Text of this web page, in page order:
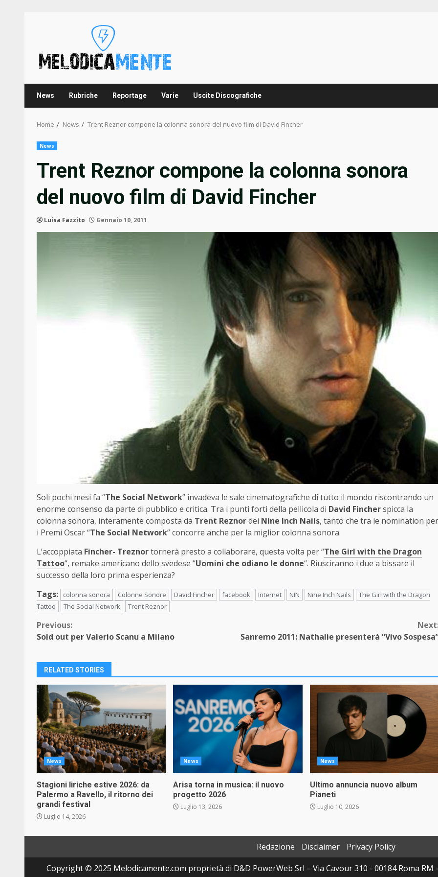
News Rubriche Reportage Varie Uscite Discografiche
Home News Trent Reznor compone la colonna sonora del nuovo film di David Fincher
News
Trent Reznor compone la colonna sonora
del nuovo film di David Fincher
Luisa Fazzito Gennaio 10, 2011
Soli pochi mesi fa “The Social Network” invadeva le sale cinematografiche di tutto il mondo riscontrando un
enorme consenso da parte di pubblico e critica. Tra i punti forti della pellicola di David Fincherspicca la
colonna sonora, interamente composta da Trent Reznordei Nine Inch Nails, tanto che tra le nomination per
i Premi Oscar “The Social Network” concorre anche per la miglior colonna sonora.
L’accoppiata Fincher- Treznortornerà presto a collaborare, questa volta per “The Girl with the Dragon
Tattoo“, remake americano dello svedese “Uomini che odiano le donne“. Riusciranno i due a bissare il
successo della loro prima esperienza?
Tags:
colonna sonora Colonne Sonore David Fincher facebook Internet NIN Nine Inch Nails
The Girl with the Dragon
Tattoo
The Social Network Trent Reznor
Continue
Reading
Previous:
Sold out per Valerio Scanu a Milano
Sanremo 2011: Nathalie presenterà “Vivo
RELATED STORIES
News
Stagioni liriche estive 2026: da
Palermo a Ravello, il ritorno dei
grandi festival
Luglio 14, 2026
News
Arisa torna in musica: il nuovo
progetto 2026
Luglio 13, 2026
News
Ultimo annuncia nuovo album
Pianeti
Luglio 10, 2026
Redazione Disclaimer
Privacy Policy
Copyright © 2025 Melodicamente.com proprietà di D&D PowerWeb Srl – Via Cavour 310 - 00184 Roma RM